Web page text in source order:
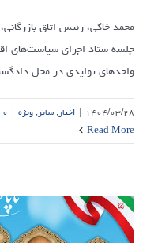
محمد خاکی، رئیس اتاق
جلسه ستاد اجرای سیاست‌های
واحدهای تولیدی در محل
۱۴۰۴/۰۳/۲۸ | اخبار,سایر,ویژه | ۰ Comments
Read More